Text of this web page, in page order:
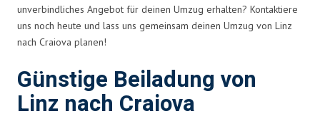
unverbindliches Angebot für deinen Umzug erhalten? Kontaktiere
uns noch heute und lass uns gemeinsam deinen Umzug von Linz
nach Craiova planen!
Günstige Beiladung von
Linz nach Craiova